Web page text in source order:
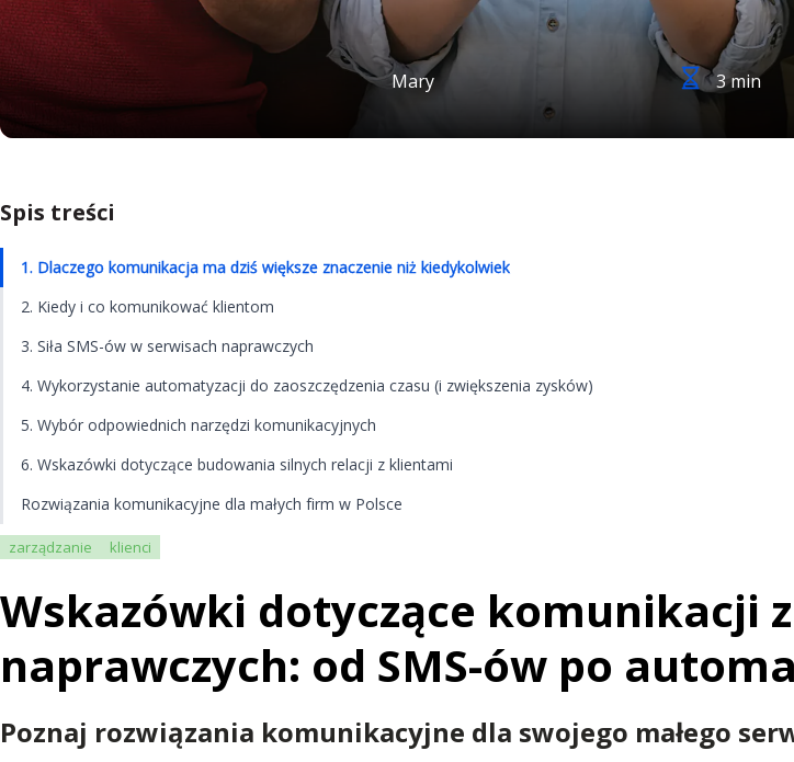
Mary 3 min
Spis treści
1. Dlaczego komunikacja ma dziś większe znaczenie niż kiedykolwiek
2. Kiedy i co komunikować klientom
3. Siła SMS-ów w serwisach naprawczych
4. Wykorzystanie automatyzacji do zaoszczędzenia czasu (i zwiększenia zysków)
5. Wybór odpowiednich narzędzi komunikacyjnych
6. Wskazówki dotyczące budowania silnych relacji z klientami
Rozwiązania komunikacyjne dla małych firm w Polsce
zarządzanie klienci
Wskazówki dotyczące komunikacji
naprawczych: od SMS-ów po
Poznaj rozwiązania komunikacyjne dla swojego małego